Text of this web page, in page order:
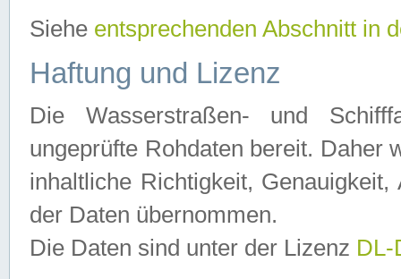
Siehe entsprechenden Abschnitt in
Haftung und Lizenz
Die Wasserstraßen- und
ungeprüfte Rohdaten bereit. Daher
inhaltliche Richtigkeit,
der Daten übernommen.
Die Daten sind unter der Lizenz